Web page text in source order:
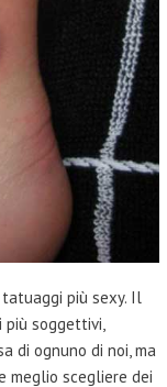
più sexy. Il
soggettivi,
di ognuno di noi, ma
meglio scegliere dei